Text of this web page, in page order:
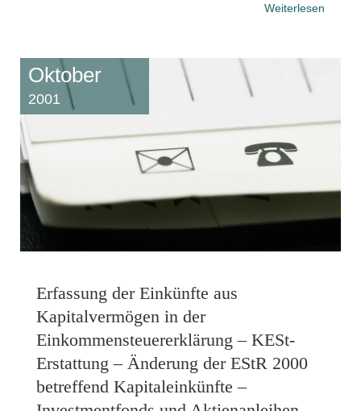
Weiterlesen
Oktober
2001
Erfassung der Einkünfte aus
Kapitalvermögen in der
Einkommensteuererklärung – KESt-
Erstattung – Änderung der EStR 2000
betreffend Kapitaleinkünfte –